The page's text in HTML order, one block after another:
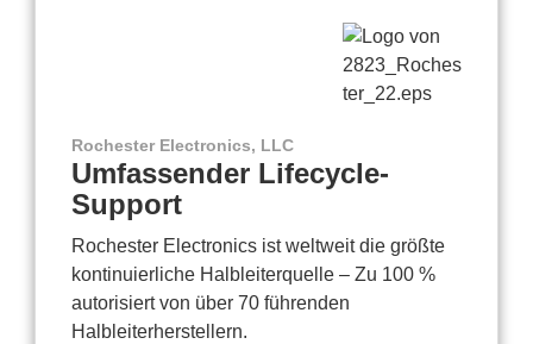
Rochester Electronics, LLC
Umfassender Lifecycle-
Support
Rochester Electronics ist weltweit die größte
kontinuierliche Halbleiterquelle – Zu 100 %
autorisiert von über 70 führenden
Halbleiterherstellern.